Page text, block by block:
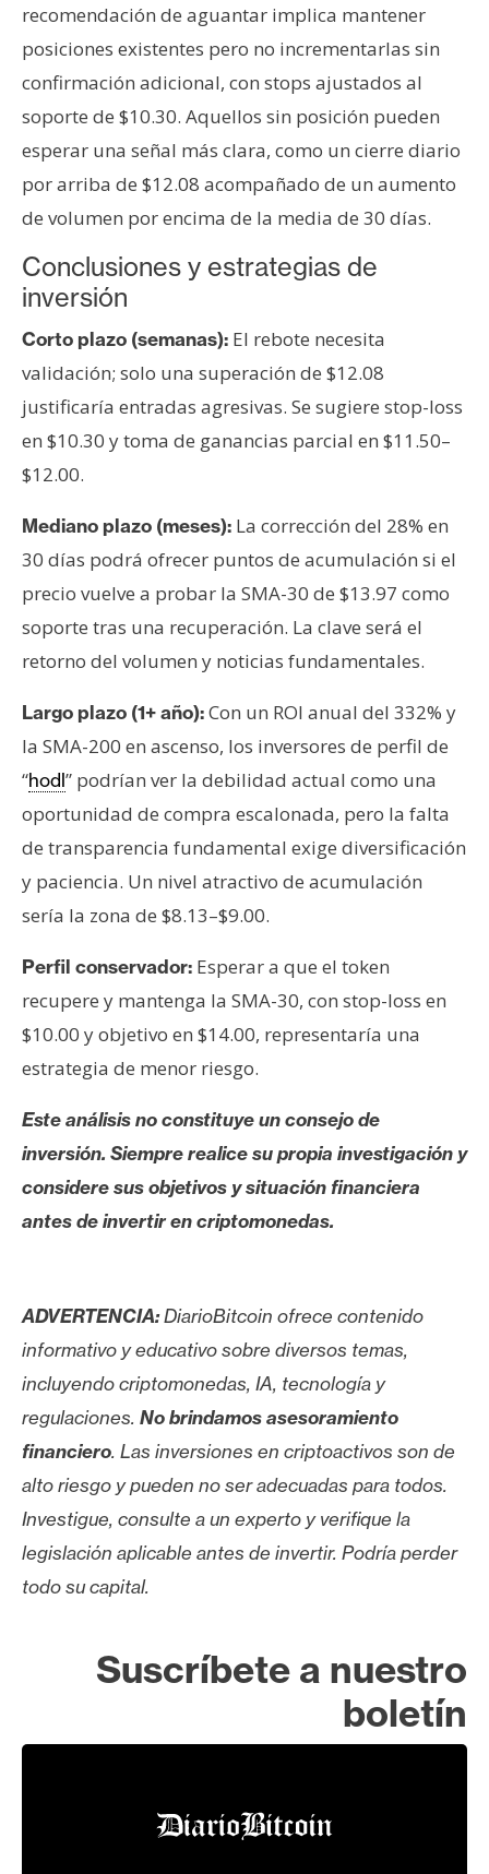
recomendación de aguantar implica mantener
posiciones existentes pero no incrementarlas sin
confirmación adicional, con stops ajustados al
soporte de $10.30. Aquellos sin posición pueden
esperar una señal más clara, como un cierre diario
por arriba de $12.08 acompañado de un aumento
de volumen por encima de la media de 30 días.
Conclusiones y estrategias de
inversión
Corto plazo (semanas): El rebote necesita
validación; solo una superación de $12.08
justificaría entradas agresivas. Se sugiere stop-loss
en $10.30 y toma de ganancias parcial en $11.50–
$12.00.
Mediano plazo (meses): La corrección del 28% en
30 días podrá ofrecer puntos de acumulación si el
precio vuelve a probar la SMA-30 de $13.97 como
soporte tras una recuperación. La clave será el
retorno del volumen y noticias fundamentales.
Largo plazo (1+ año):Con un ROI anual del 332% y
la SMA-200 en ascenso, los inversores de perfil de
“hodl” podrían ver la debilidad actual como una
oportunidad de compra escalonada, pero la falta
de transparencia fundamental exige diversificación
y paciencia. Un nivel atractivo de acumulación
sería la zona de $8.13–$9.00.
Perfil conservador: Esperar a que el token
recupere y mantenga la SMA-30, con stop-loss en
$10.00 y objetivo en $14.00, representaría una
estrategia de menor riesgo.
Este análisis no constituye un consejo de
inversión. Siempre realice su propia investigación y
considere sus objetivos y situación financiera
antes de invertir en criptomonedas.
ADVERTENCIA:DiarioBitcoin ofrece contenido
informativo y educativo sobre diversos temas,
incluyendo criptomonedas, IA, tecnología y
regulaciones. No brindamos asesoramiento
financiero. Las inversiones en criptoactivos son de
alto riesgo y pueden no ser adecuadas para todos.
Investigue, consulte a un experto y verifique la
legislación aplicable antes de invertir. Podría perder
todo su capital.
Suscríbete a nuestro
boletín